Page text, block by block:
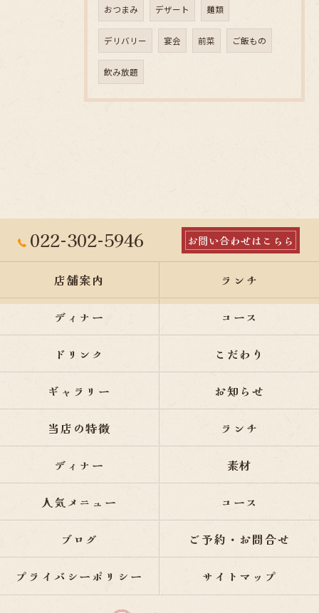
おつまみ デザート 麺類
デリバリー 宴会 前菜 ご飯もの
飲み放題
022-302-5946 お問い合わせはこちら
店舗案内 ランチ
ディナー コース
ドリンク こだわり
ギャラリー お知らせ
当店の特徴 ランチ
ディナー 素材
人気メニュー コース
ブログ ご予約・お問合せ
プライバシーポリシー サイトマップ